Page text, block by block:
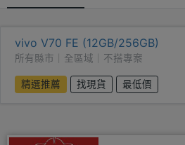
vivo V70 FE (12GB/256GB)
所有縣市｜全區域｜不搭專案
精選推薦 找現貨 最低價